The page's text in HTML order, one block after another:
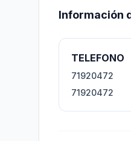
Información
TELEFONO
71920472
71920472